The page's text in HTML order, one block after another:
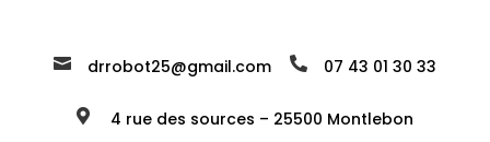
 drrobot25@gmail.com  07 43 01 30 33
 4 rue des sources – 25500 Montlebon